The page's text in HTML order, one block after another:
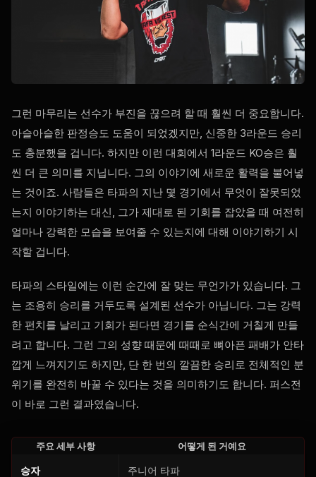
그런 마무리는 선수가 부진을 끊으려 할 때 훨씬 더 중요합니다.
아슬아슬한 판정승도 도움이 되었겠지만, 신중한 3라운드 승리
도 충분했을 겁니다. 하지만 이런 대회에서 1라운드 KO승은 훨
씬 더 큰 의미를 지닙니다. 그의 이야기에 새로운 활력을 불어넣
는 것이죠. 사람들은 타파의 지난 몇 경기에서 무엇이 잘못되었
는지 이야기하는 대신, 그가 제대로 된 기회를 잡았을 때 여전히
얼마나 강력한 모습을 보여줄 수 있는지에 대해 이야기하기 시
작할 겁니다.
타파의 스타일에는 이런 순간에 잘 맞는 무언가가 있습니다. 그
는 조용히 승리를 거두도록 설계된 선수가 아닙니다. 그는 강력
한 펀치를 날리고 기회가 된다면 경기를 순식간에 거칠게 만들
려고 합니다. 그런 그의 성향 때문에 때때로 뼈아픈 패배가 안타
깝게 느껴지기도 하지만, 단 한 번의 깔끔한 승리로 전체적인 분
위기를 완전히 바꿀 수 있다는 것을 의미하기도 합니다. 퍼스전
이 바로 그런 결과였습니다.
주요 세부 사항 어떻게 된 거예요
승자 주니어 타파